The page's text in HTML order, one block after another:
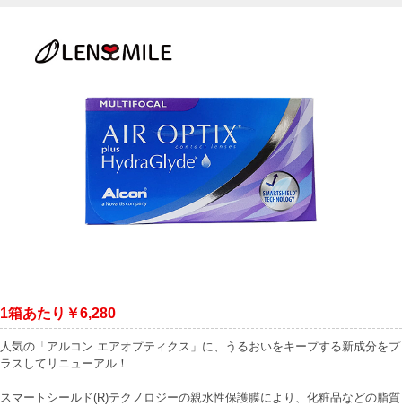
1箱あたり￥6,280
人気の「アルコン エアオプティクス」に、うるおいをキープする新成分をプ
ラスしてリニューアル！
スマートシールド(R)テクノロジーの親水性保護膜により、化粧品などの脂質